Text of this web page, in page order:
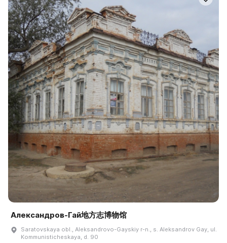
Александров-Гай地方志博物馆
Saratovskaya obl., Aleksandrovo-Gayskiy r-n., s. Aleksandrov Gay, ul.
Kommunisticheskaya, d. 90